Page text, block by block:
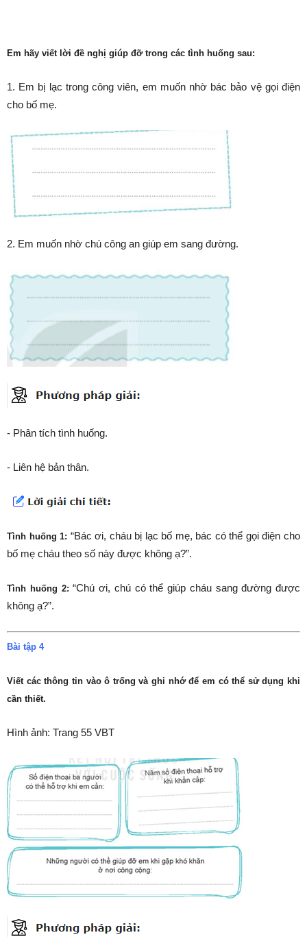
Em hãy viết lời đề nghị giúp đỡ trong các tình huống sau:
1. Em bị lạc trong công viên, em muốn nhờ bác bảo vệ gọi điện
cho bố mẹ.
2. Em muốn nhờ chú công an giúp em sang đường.
- Phân tích tình huống.
- Liên hệ bản thân.
Tình huống 1: “Bác ơi, cháu bị lạc bố mẹ, bác có thể gọi điện cho
bố mẹ cháu theo số này được không ạ?”.
Tình huống 2: “Chú ơi, chú có thể giúp cháu sang đường được
không ạ?”.
Bài tập 4
Viết các thông tin vào ô trống và ghi nhớ để em có thể sử dụng khi
cần thiết.
Hình ảnh: Trang 55 VBT